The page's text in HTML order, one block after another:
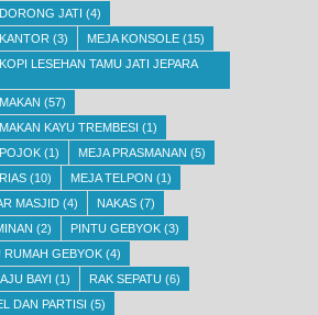
JATI (4)
(3) MEJA KONSOLE (15)
LESEHAN TAMU JATI JEPARA
(57)
KAYU TREMBESI (1)
(1) MEJA PRASMANAN (5)
(10) MEJA TELPON (1)
MASJID (4) NAKAS (7)
(2) PINTU GEBYOK (3)
RUMAH GEBYOK (4)
BAYI (1) RAK SEPATU (6)
DAN PARTISI (5)